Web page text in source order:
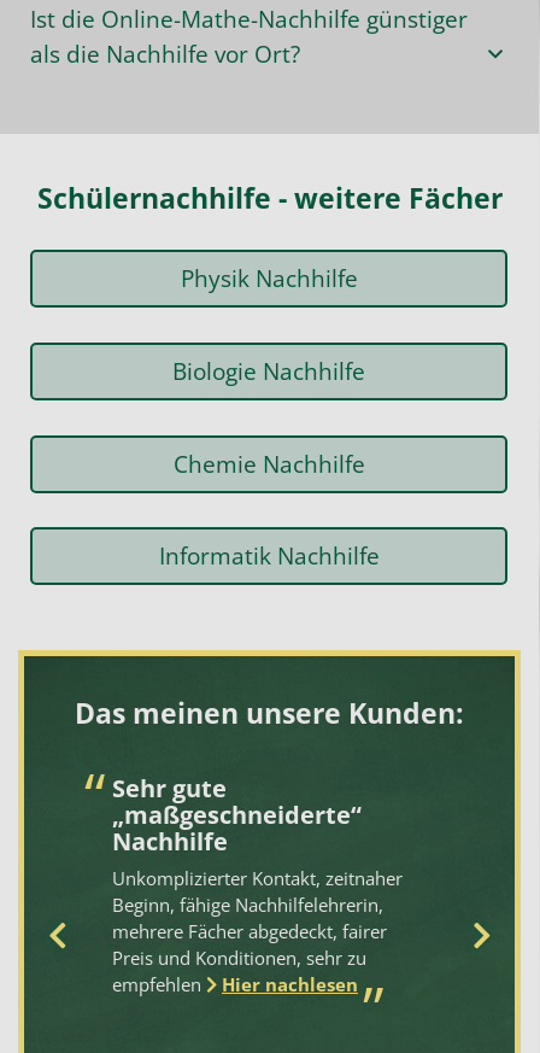
Ist die Online-Mathe-Nachhilfe günstiger
als die Nachhilfe vor Ort?
Schülernachhilfe - weitere Fächer
Physik Nachhilfe
Biologie Nachhilfe
Chemie Nachhilfe
Informatik Nachhilfe
Das meinen unsere Kunden:
Sehr gute
„maßgeschneiderte“
Nachhilfe
Unkomplizierter Kontakt, zeitnaher
Beginn, fähige Nachhilfelehrerin,
mehrere Fächer abgedeckt, fairer
Preis und Konditionen, sehr zu
empfehlen
Hier nachlesen